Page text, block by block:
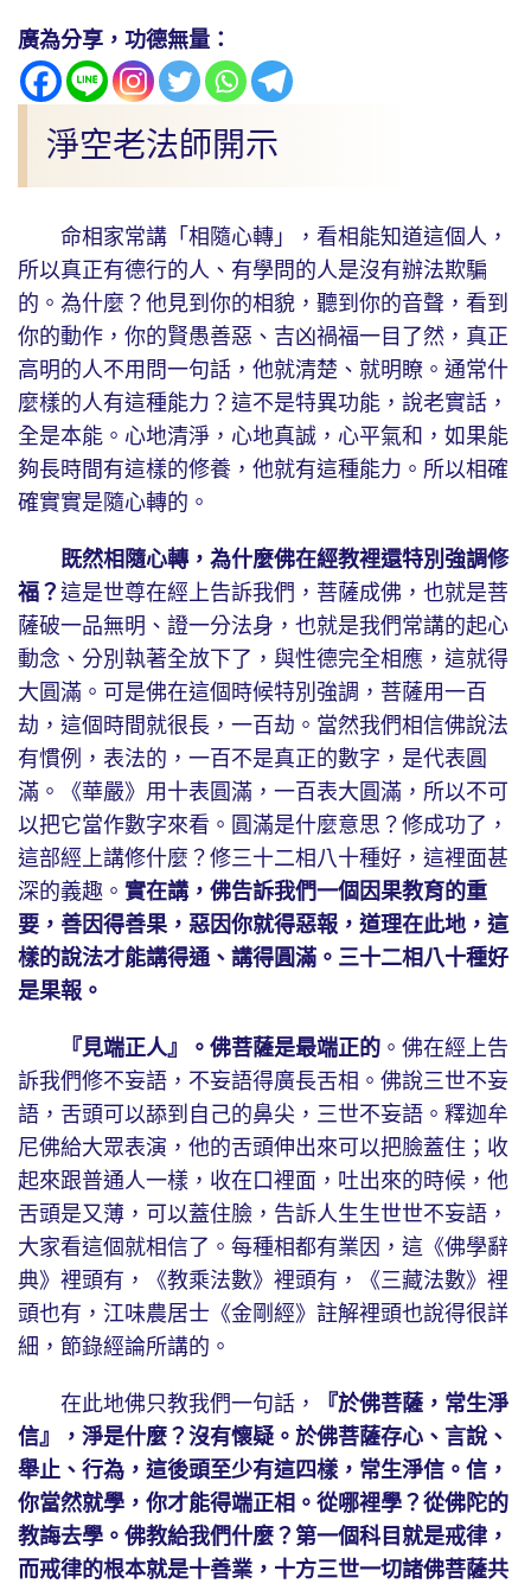
廣為分享，功德無量：
淨空老法師開示
命相家常講「相隨心轉」，看相能知道這個人，
所以真正有德行的人、有學問的人是沒有辦法欺騙
的。為什麼？他見到你的相貌，聽到你的音聲，看到
你的動作，你的賢愚善惡、吉凶禍福一目了然，真正
高明的人不用問一句話，他就清楚、就明瞭。通常什
麼樣的人有這種能力？這不是特異功能，說老實話，
全是本能。心地清淨，心地真誠，心平氣和，如果能
夠長時間有這樣的修養，他就有這種能力。所以相確
確實實是隨心轉的。
既然相隨心轉，為什麼佛在經教裡還特別強調修
福？ 這是世尊在經上告訴我們，菩薩成佛，也就是菩
薩破一品無明、證一分法身，也就是我們常講的起心
動念、分別執著全放下了，與性德完全相應，這就得
大圓滿。可是佛在這個時候特別強調，菩薩用一百
劫，這個時間就很長，一百劫。當然我們相信佛說法
有慣例，表法的，一百不是真正的數字，是代表圓
滿。《華嚴》用十表圓滿，一百表大圓滿，所以不可
以把它當作數字來看。圓滿是什麼意思？修成功了，
這部經上講修什麼？修三十二相八十種好，這裡面甚
深的義趣。 實在講，佛告訴我們一個因果教育的重
要，善因得善果，惡因你就得惡報，道理在此地，這
樣的說法才能講得通、講得圓滿。三十二相八十種好
是果報。
『見端正人』。佛菩薩是最端正的 。佛在經上告
訴我們修不妄語，不妄語得廣長舌相。佛說三世不妄
語，舌頭可以舔到自己的鼻尖，三世不妄語。釋迦牟
尼佛給大眾表演，他的舌頭伸出來可以把臉蓋住；收
起來跟普通人一樣，收在口裡面，吐出來的時候，他
舌頭是又薄，可以蓋住臉，告訴人生生世世不妄語，
大家看這個就相信了。每種相都有業因，這《佛學辭
典》裡頭有，《教乘法數》裡頭有，《三藏法數》裡
頭也有，江味農居士《金剛經》註解裡頭也說得很詳
細，節錄經論所講的。
在此地佛只教我們一句話，
『於佛菩薩，常生淨
信』，淨是什麼？沒有懷疑。於佛菩薩存心、言說、
舉止、行為，這後頭至少有這四樣，常生淨信。信，
你當然就學，你才能得端正相。從哪裡學？從佛陀的
教誨去學。佛教給我們什麼？第一個科目就是戒律，
而戒律的根本就是十善業，十方三世一切諸佛菩薩共